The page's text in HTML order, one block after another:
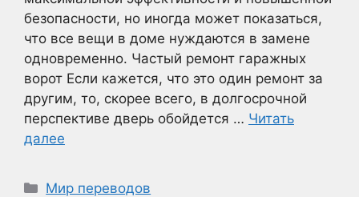
безопасности, но иногда может показаться,
что все вещи в доме нуждаются в замене
одновременно. Частый ремонт гаражных
ворот Если кажется, что это один ремонт за
другим, то, скорее всего, в долгосрочной
перспективе дверь обойдется … Читать
далее
Рубрики
Мир переводов